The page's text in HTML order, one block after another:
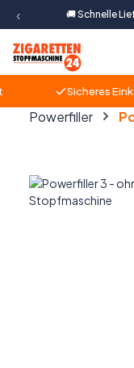
Zum Hauptinhalt
‹ 🚚 Schnelle
Sicheres
Powerfiller
Bildergalerie